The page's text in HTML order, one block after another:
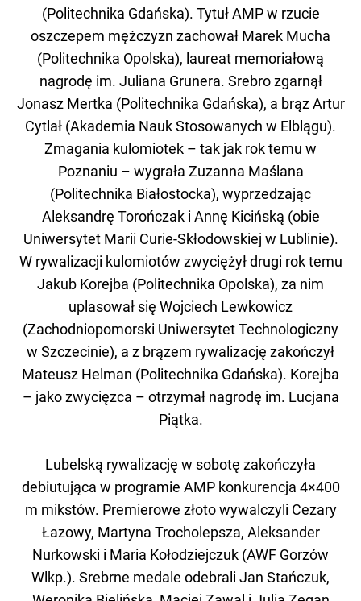
(Politechnika Gdańska). Tytuł AMP w rzucie
oszczepem mężczyzn zachował Marek Mucha
(Politechnika Opolska), laureat memoriałową
nagrodę im. Juliana Grunera. Srebro zgarnął
Jonasz Mertka (Politechnika Gdańska), a brąz Artur
Cytlał (Akademia Nauk Stosowanych w Elblągu).
Zmagania kulomiotek – tak jak rok temu w
Poznaniu – wygrała Zuzanna Maślana
(Politechnika Białostocka), wyprzedzając
Aleksandrę Torończak i Annę Kicińską (obie
Uniwersytet Marii Curie-Skłodowskiej w Lublinie).
W rywalizacji kulomiotów zwyciężył drugi rok temu
Jakub Korejba (Politechnika Opolska), za nim
uplasował się Wojciech Lewkowicz
(Zachodniopomorski Uniwersytet Technologiczny
w Szczecinie), a z brązem rywalizację zakończył
Mateusz Helman (Politechnika Gdańska). Korejba
– jako zwycięzca – otrzymał nagrodę im. Lucjana
Piątka.
Lubelską rywalizację w sobotę zakończyła
debiutująca w programie AMP konkurencja 4×400
m mikstów. Premierowe złoto wywalczyli Cezary
Łazowy, Martyna Trocholepsza, Aleksander
Nurkowski i Maria Kołodziejczuk (AWF Gorzów
Wlkp.). Srebrne medale odebrali Jan Stańczuk,